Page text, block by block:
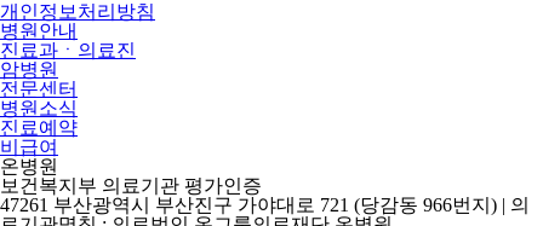
개인정보처리방침
병원안내
진료과ㆍ의료진
암병원
전문센터
병원소식
진료예약
비급여
온병원
보건복지부 의료기관 평가인증
47261 부산광역시 부산진구 가야대로 721 (당감동 966번지) | 의